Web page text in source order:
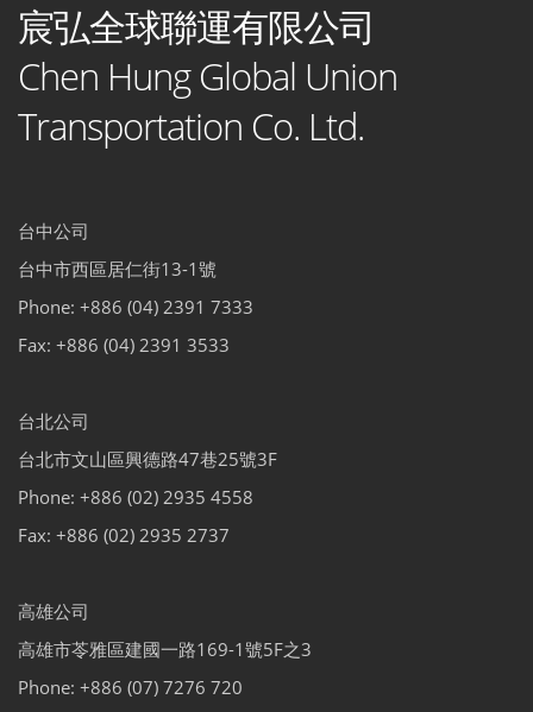
宸弘全球聯運有限公司
Chen Hung Global Union
Transportation Co. Ltd.
台中公司
台中市西區居仁街13-1號
Phone: +886 (04) 2391 7333
Fax: +886 (04) 2391 3533
台北公司
台北市文山區興德路47巷25號3F
Phone: +886 (02) 2935 4558
Fax: +886 (02) 2935 2737
高雄公司
高雄市苓雅區建國一路169-1號5F之3
Phone: +886 (07) 7276 720